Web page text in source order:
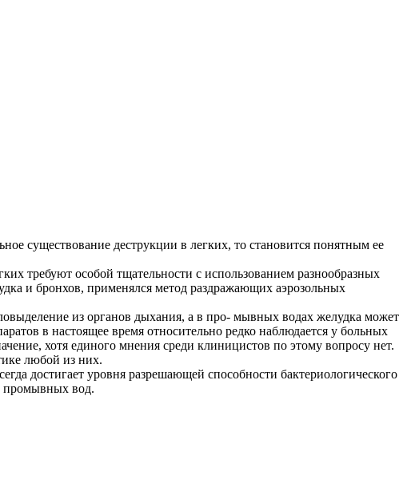
существование деструкции в легких, то становится понятным ее
требуют особой тщательности с использованием разнообразных
и бронхов, применялся метод раздражающих аэрозольных
из органов дыхания, а в про- мывных водах желудка может
в настоящее время относительно редко наблюдается у больных
хотя единого мнения среди клиницистов по этому вопросу нет.
любой из них.
достигает уровня разрешающей способности бактериологического
промывных вод.